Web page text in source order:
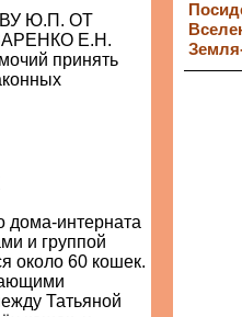
Ю.П. ОТ
Е.Н.
принять
дома-интерната
и группой
около 60 кошек.
Татьяной